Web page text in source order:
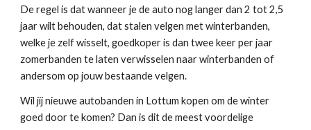
De regel is dat wanneer je de auto nog langer dan 2 tot 2,5
jaar wilt behouden, dat stalen velgen met winterbanden,
welke je zelf wisselt, goedkoper is dan twee keer per jaar
zomerbanden te laten verwisselen naar winterbanden of
andersom op jouw bestaande velgen.
Wil jij nieuwe autobanden in Lottum kopen om de winter
goed door te komen? Dan is dit de meest voordelige